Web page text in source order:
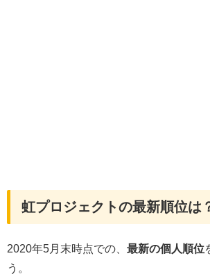
虹プロジェクトの最新順位は
2020年5月末時点での、 最新の個人順位
う。